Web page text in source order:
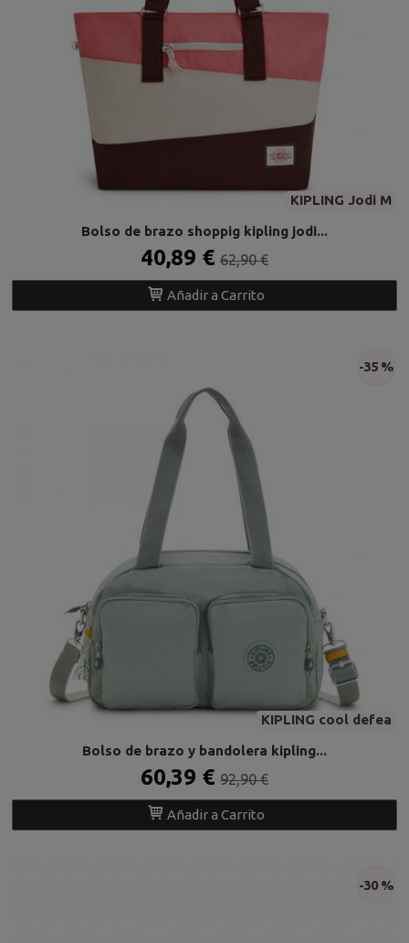
KIPLING Jodi M
Bolso de brazo shoppig kipling jodi...
40,89 € 62,90 €
Añadir a Carrito
KIPLING cool defea
-35 %
Bolso de brazo y bandolera kipling...
60,39 € 92,90 €
Añadir a Carrito
-30 %